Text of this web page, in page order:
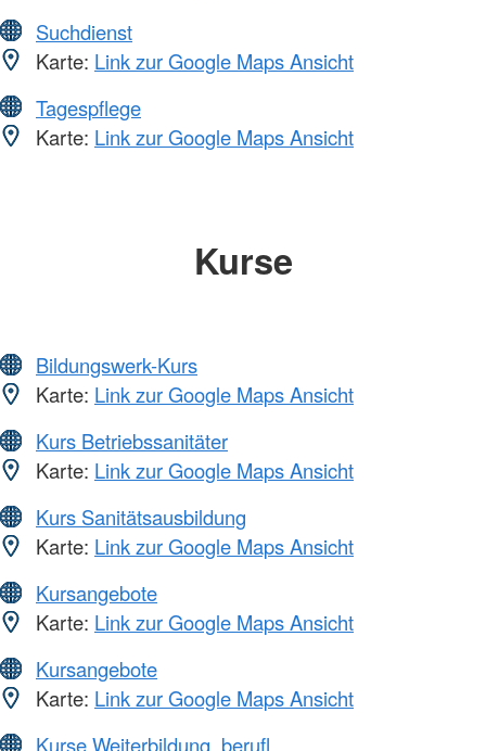
Suchdienst
Karte: Link zur Google Maps Ansicht
Tagespflege
Karte: Link zur Google Maps Ansicht
Kurse
Bildungswerk-Kurs
Karte: Link zur Google Maps Ansicht
Kurs Betriebssanitäter
Karte: Link zur Google Maps Ansicht
Kurs Sanitätsausbildung
Karte: Link zur Google Maps Ansicht
Kursangebote
Karte: Link zur Google Maps Ansicht
Kursangebote
Karte: Link zur Google Maps Ansicht
Kurse Weiterbildung, berufl.